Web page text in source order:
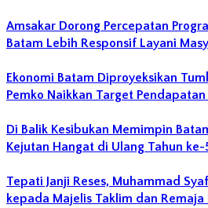
Amsakar Dorong Percepatan
Batam Lebih Responsif Layani
Ekonomi Batam Diproyeksikan
Pemko Naikkan Target
Di Balik Kesibukan Memimpin
Kejutan Hangat di Ulang Tahun ke-
Tepati Janji Reses, Muhammad
kepada Majelis Taklim dan Remaja